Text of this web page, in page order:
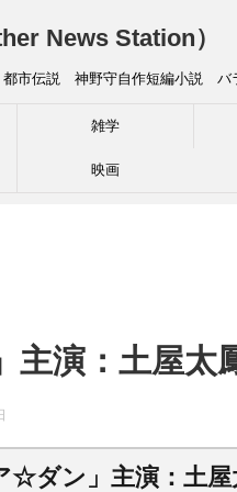
News Station）
市伝説 神野守自作短編小説 バ
雑学
映画
演：土屋太
ダン」主演：土屋